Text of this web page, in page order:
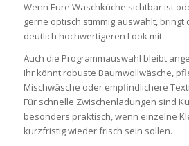
Wenn Eure Waschküche sichtbar ist
gerne optisch stimmig auswählt, bringt
deutlich hochwertigeren Look mit.
Auch die Programmauswahl bleibt
Ihr könnt robuste Baumwollwäsche,
Mischwäsche oder empfindlichere
Für schnelle Zwischenladungen sind
besonders praktisch, wenn einzelne
kurzfristig wieder frisch sein sollen.